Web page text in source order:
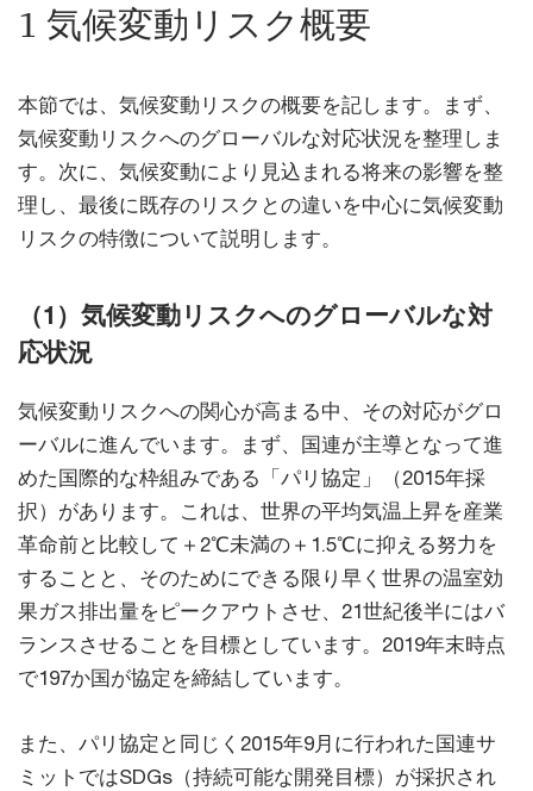
1 気候変動リスク概要
本節では、気候変動リスクの概要を記します。まず、
気候変動リスクへのグローバルな対応状況を整理しま
す。次に、気候変動により見込まれる将来の影響を整
理し、最後に既存のリスクとの違いを中心に気候変動
リスクの特徴について説明します。
（1）気候変動リスクへのグローバルな対
応状況
気候変動リスクへの関心が高まる中、その対応がグロ
ーバルに進んでいます。まず、国連が主導となって進
めた国際的な枠組みである「パリ協定」（2015年採
択）があります。これは、世界の平均気温上昇を産業
革命前と比較して＋2℃未満の＋1.5℃に抑える努力を
することと、そのためにできる限り早く世界の温室効
果ガス排出量をピークアウトさせ、21世紀後半にはバ
ランスさせることを目標としています。2019年末時点
で197か国が協定を締結しています。
また、パリ協定と同じく2015年9月に行われた国連サ
ミットではSDGs（持続可能な開発目標）が採択され